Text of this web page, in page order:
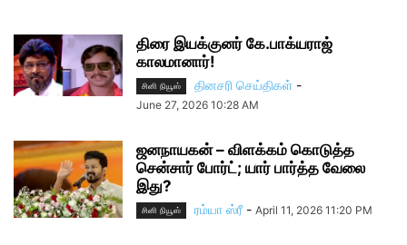
திரை இயக்குனர் கே.பாக்யராஜ்
காலமானார்!
சினி நியூஸ் தினசரி செய்திகள் -
June 27, 2026 10:28 AM
ஜனநாயகன் – விளக்கம் கொடுத்த
சென்சார் போர்ட்; யார் பார்த்த வேலை
இது?
சினி நியூஸ் ரம்யா ஸ்ரீ - April 11, 2026 11:20 PM